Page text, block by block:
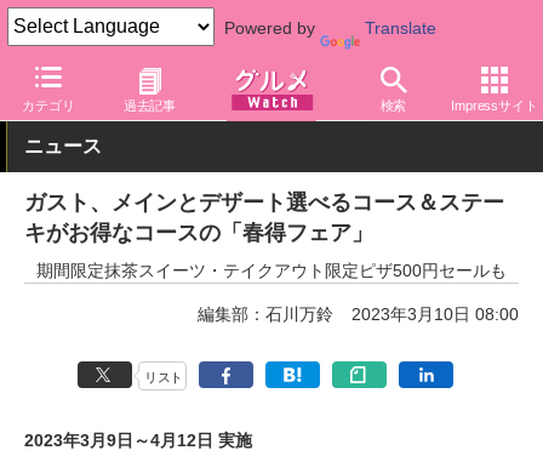
Powered by Translate
カテゴリ 過去記事 検索 Impressサイト
グルメ Watch 店舗 レストラン ガスト
ニュース
ガスト、メインとデザート選べるコース＆ステー
キがお得なコースの「春得フェア」
期間限定抹茶スイーツ・テイクアウト限定ピザ500円セールも
編集部：石川万鈴 2023年3月10日 08:00
リスト
2023年3月9日～4月12日 実施